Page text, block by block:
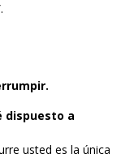
dispuesto a
usted es la única